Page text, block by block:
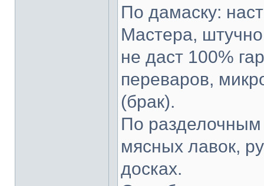
По дамаску:
Мастера,
не даст 100%
переваров,
(брак).
По разделочным
мясных лавок,
досках.